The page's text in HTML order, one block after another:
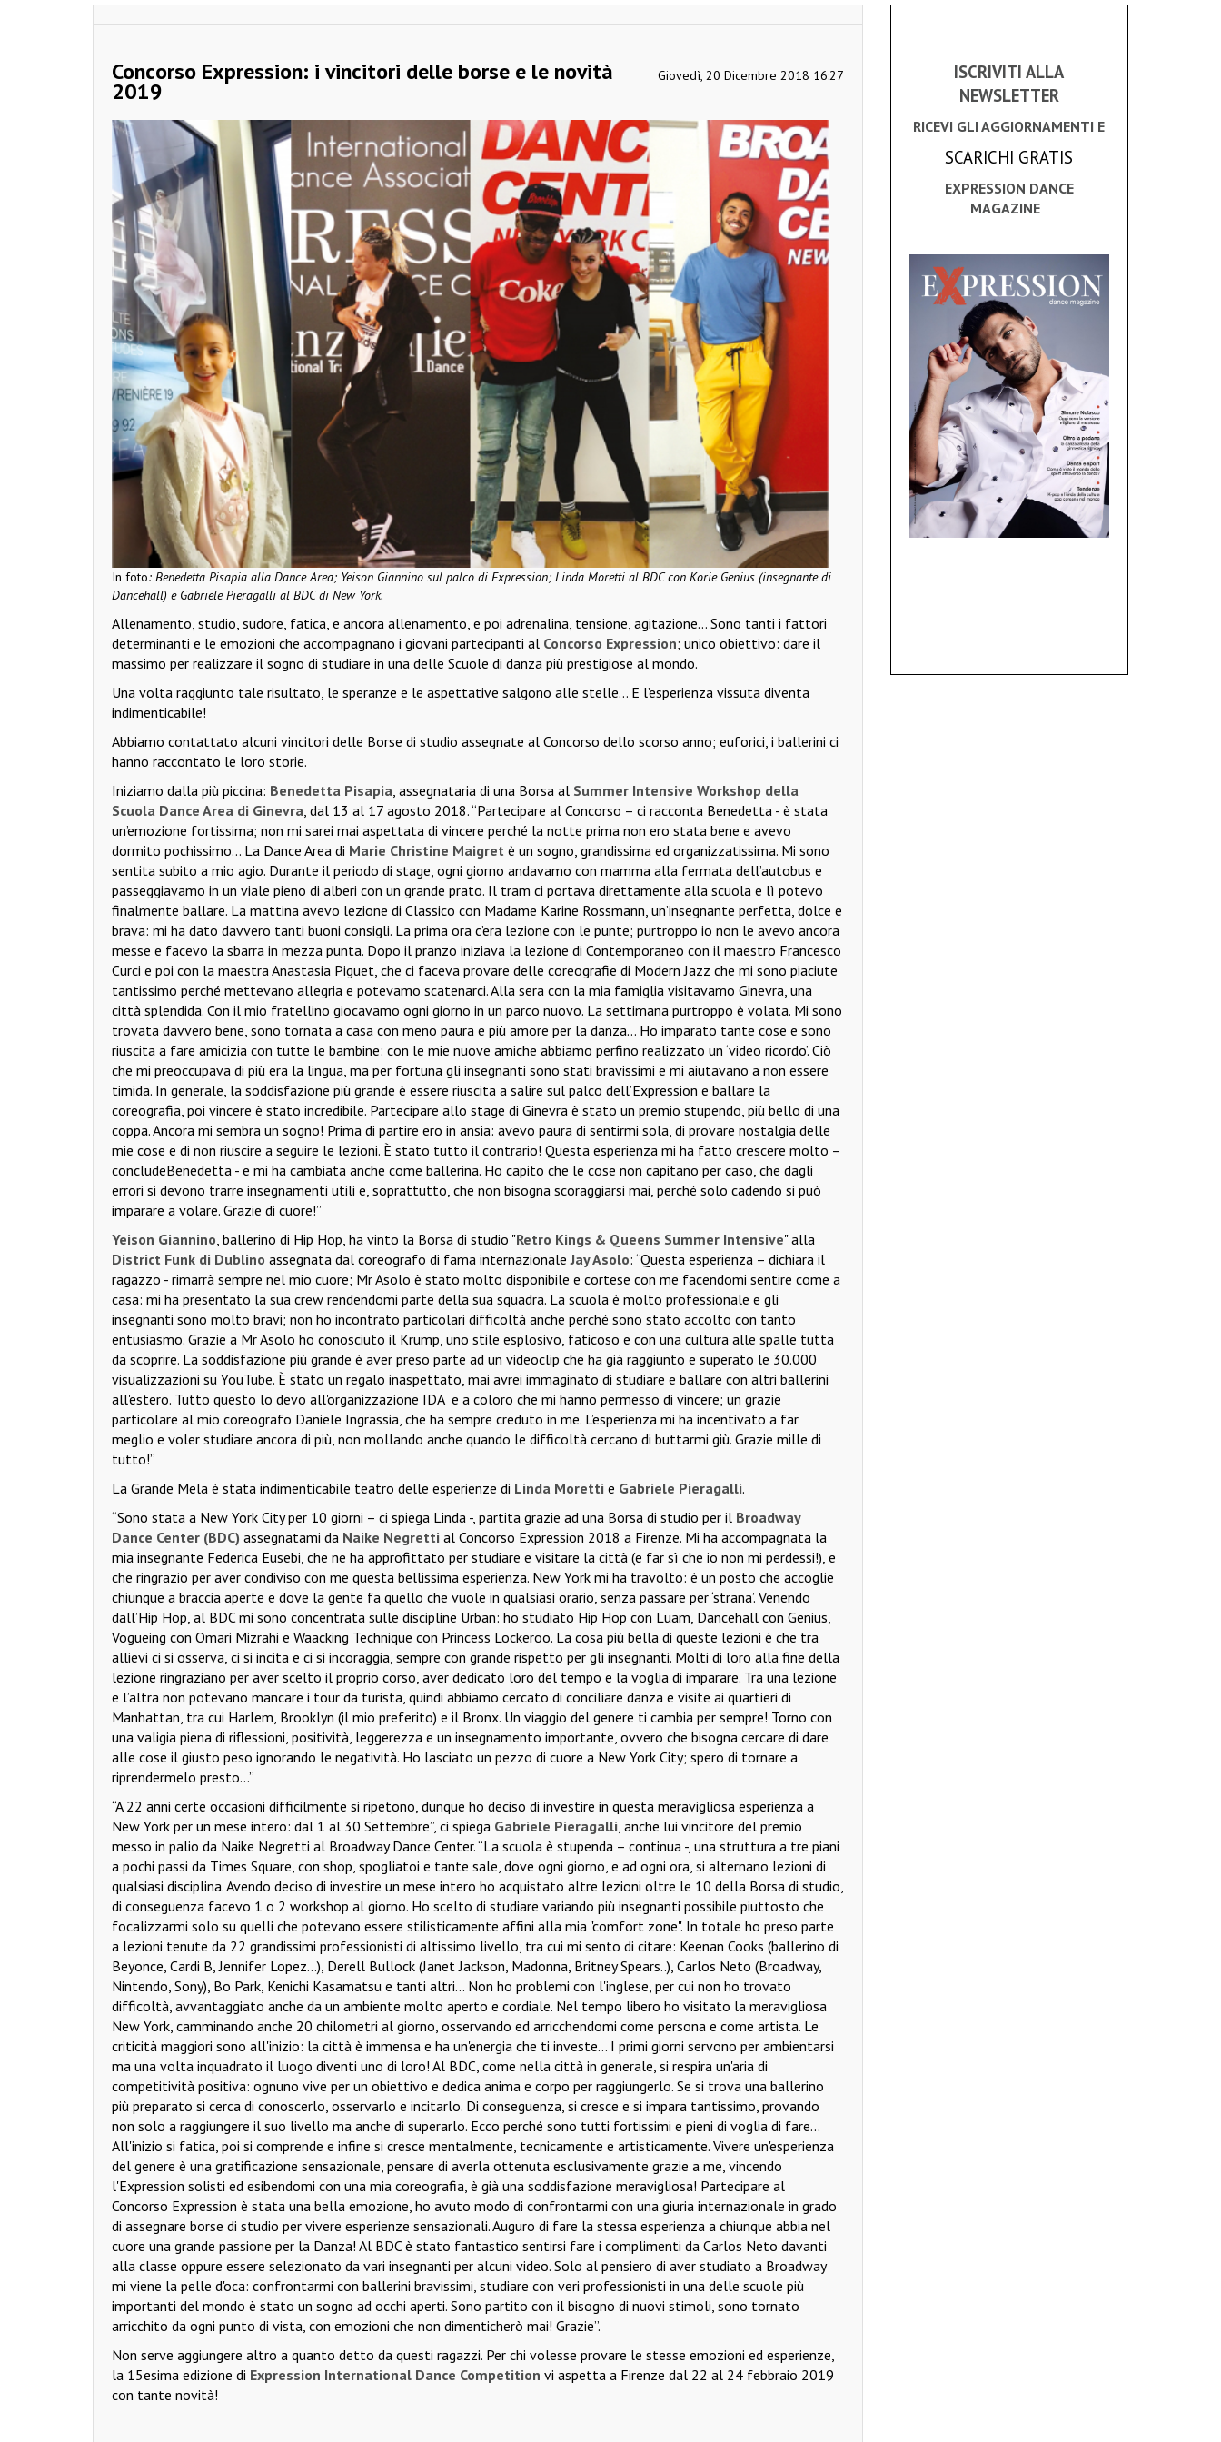
Giovedì, 20 Dicembre 2018 16:27
Concorso Expression: i vincitori delle borse e le novità
2019
In foto: Benedetta Pisapia alla Dance Area; Yeison Giannino sul palco di Expression; Linda Moretti al BDC con Korie Genius (insegnante di
Dancehall) e Gabriele Pieragalli al BDC di New York.
Allenamento, studio, sudore, fatica, e ancora allenamento, e poi adrenalina, tensione, agitazione… Sono tanti i fattori
determinanti e le emozioni che accompagnano i giovani partecipanti al Concorso Expression; unico obiettivo: dare il
massimo per realizzare il sogno di studiare in una delle Scuole di danza più prestigiose al mondo.
Una volta raggiunto tale risultato, le speranze e le aspettative salgono alle stelle… E l’esperienza vissuta diventa
indimenticabile!
Abbiamo contattato alcuni vincitori delle Borse di studio assegnate al Concorso dello scorso anno; euforici, i ballerini ci
hanno raccontato le loro storie.
Iniziamo dalla più piccina: Benedetta Pisapia, assegnataria di una Borsa al Summer Intensive Workshop della
Scuola Dance Area di Ginevra, dal 13 al 17 agosto 2018. “Partecipare al Concorso – ci racconta Benedetta - è stata
un’emozione fortissima; non mi sarei mai aspettata di vincere perché la notte prima non ero stata bene e avevo
dormito pochissimo... La Dance Area di Marie Christine Maigret è un sogno, grandissima ed organizzatissima. Mi sono
sentita subito a mio agio. Durante il periodo di stage, ogni giorno andavamo con mamma alla fermata dell’autobus e
passeggiavamo in un viale pieno di alberi con un grande prato. Il tram ci portava direttamente alla scuola e lì potevo
finalmente ballare. La mattina avevo lezione di Classico con Madame Karine Rossmann, un’insegnante perfetta, dolce e
brava: mi ha dato davvero tanti buoni consigli. La prima ora c’era lezione con le punte; purtroppo io non le avevo ancora
messe e facevo la sbarra in mezza punta. Dopo il pranzo iniziava la lezione di Contemporaneo con il maestro Francesco
Curci e poi con la maestra Anastasia Piguet, che ci faceva provare delle coreografie di Modern Jazz che mi sono piaciute
tantissimo perché mettevano allegria e potevamo scatenarci. Alla sera con la mia famiglia visitavamo Ginevra, una
città splendida. Con il mio fratellino giocavamo ogni giorno in un parco nuovo. La settimana purtroppo è volata. Mi sono
trovata davvero bene, sono tornata a casa con meno paura e più amore per la danza… Ho imparato tante cose e sono
riuscita a fare amicizia con tutte le bambine: con le mie nuove amiche abbiamo perfino realizzato un ‘video ricordo’. Ciò
che mi preoccupava di più era la lingua, ma per fortuna gli insegnanti sono stati bravissimi e mi aiutavano a non essere
timida. In generale, la soddisfazione più grande è essere riuscita a salire sul palco dell’Expression e ballare la
coreografia, poi vincere è stato incredibile. Partecipare allo stage di Ginevra è stato un premio stupendo, più bello di una
coppa. Ancora mi sembra un sogno! Prima di partire ero in ansia: avevo paura di sentirmi sola, di provare nostalgia delle
mie cose e di non riuscire a seguire le lezioni. È stato tutto il contrario! Questa esperienza mi ha fatto crescere molto –
concludeBenedetta - e mi ha cambiata anche come ballerina. Ho capito che le cose non capitano per caso, che dagli
errori si devono trarre insegnamenti utili e, soprattutto, che non bisogna scoraggiarsi mai, perché solo cadendo si può
imparare a volare. Grazie di cuore!”
Yeison Giannino, ballerino di Hip Hop, ha vinto la Borsa di studio "Retro Kings & Queens Summer Intensive" alla
District Funk di Dublino assegnata dal coreografo di fama internazionaleJay Asolo: “Questa esperienza – dichiara il
ragazzo - rimarrà sempre nel mio cuore; Mr Asolo è stato molto disponibile e cortese con me facendomi sentire come a
casa: mi ha presentato la sua crew rendendomi parte della sua squadra. La scuola è molto professionale e gli
insegnanti sono molto bravi; non ho incontrato particolari difficoltà anche perché sono stato accolto con tanto
entusiasmo. Grazie a Mr Asolo ho conosciuto il Krump, uno stile esplosivo, faticoso e con una cultura alle spalle tutta
da scoprire. La soddisfazione più grande è aver preso parte ad un videoclip che ha già raggiunto e superato le 30.000
visualizzazioni su YouTube. È stato un regalo inaspettato, mai avrei immaginato di studiare e ballare con altri ballerini
all'estero. Tutto questo lo devo all'organizzazione IDA e a coloro che mi hanno permesso di vincere; un grazie
particolare al mio coreografo Daniele Ingrassia, che ha sempre creduto in me. L’esperienza mi ha incentivato a far
meglio e voler studiare ancora di più, non mollando anche quando le difficoltà cercano di buttarmi giù. Grazie mille di
tutto!”
La Grande Mela è stata indimenticabile teatro delle esperienze di Linda Moretti e Gabriele Pieragalli.
“Sono stata a New York City per 10 giorni – ci spiega Linda -, partita grazie ad una Borsa di studio per il Broadway
Dance Center (BDC) assegnatami da Naike Negretti al Concorso Expression 2018 a Firenze. Mi ha accompagnata la
mia insegnante Federica Eusebi, che ne ha approfittato per studiare e visitare la città (e far sì che io non mi perdessi!), e
che ringrazio per aver condiviso con me questa bellissima esperienza. New York mi ha travolto: è un posto che accoglie
chiunque a braccia aperte e dove la gente fa quello che vuole in qualsiasi orario, senza passare per ‘strana’. Venendo
dall’Hip Hop, al BDC mi sono concentrata sulle discipline Urban: ho studiato Hip Hop con Luam, Dancehall con Genius,
Vogueing con Omari Mizrahi e Waacking Technique con Princess Lockeroo. La cosa più bella di queste lezioni è che tra
allievi ci si osserva, ci si incita e ci si incoraggia, sempre con grande rispetto per gli insegnanti. Molti di loro alla fine della
lezione ringraziano per aver scelto il proprio corso, aver dedicato loro del tempo e la voglia di imparare. Tra una lezione
e l’altra non potevano mancare i tour da turista, quindi abbiamo cercato di conciliare danza e visite ai quartieri di
Manhattan, tra cui Harlem, Brooklyn (il mio preferito) e il Bronx. Un viaggio del genere ti cambia per sempre! Torno con
una valigia piena di riflessioni, positività, leggerezza e un insegnamento importante, ovvero che bisogna cercare di dare
alle cose il giusto peso ignorando le negatività. Ho lasciato un pezzo di cuore a New York City; spero di tornare a
riprendermelo presto...”
“A 22 anni certe occasioni difficilmente si ripetono, dunque ho deciso di investire in questa meravigliosa esperienza a
New York per un mese intero: dal 1 al 30 Settembre”, ci spiega Gabriele Pieragalli, anche lui vincitore del premio
messo in palio da Naike Negretti al Broadway Dance Center. “La scuola è stupenda – continua -, una struttura a tre piani
a pochi passi da Times Square, con shop, spogliatoi e tante sale, dove ogni giorno, e ad ogni ora, si alternano lezioni di
qualsiasi disciplina. Avendo deciso di investire un mese intero ho acquistato altre lezioni oltre le 10 della Borsa di studio,
di conseguenza facevo 1 o 2 workshop al giorno. Ho scelto di studiare variando più insegnanti possibile piuttosto che
focalizzarmi solo su quelli che potevano essere stilisticamente affini alla mia "comfort zone". In totale ho preso parte
a lezioni tenute da 22 grandissimi professionisti di altissimo livello, tra cui mi sento di citare: Keenan Cooks (ballerino di
Beyonce, Cardi B, Jennifer Lopez...), Derell Bullock (Janet Jackson, Madonna, Britney Spears..), Carlos Neto (Broadway,
Nintendo, Sony), Bo Park, Kenichi Kasamatsu e tanti altri... Non ho problemi con l'inglese, per cui non ho trovato
difficoltà, avvantaggiato anche da un ambiente molto aperto e cordiale. Nel tempo libero ho visitato la meravigliosa
New York, camminando anche 20 chilometri al giorno, osservando ed arricchendomi come persona e come artista. Le
criticità maggiori sono all'inizio: la città è immensa e ha un'energia che ti investe... I primi giorni servono per ambientarsi
ma una volta inquadrato il luogo diventi uno di loro! Al BDC, come nella città in generale, si respira un'aria di
competitività positiva: ognuno vive per un obiettivo e dedica anima e corpo per raggiungerlo. Se si trova una ballerino
più preparato si cerca di conoscerlo, osservarlo e incitarlo. Di conseguenza, si cresce e si impara tantissimo, provando
non solo a raggiungere il suo livello ma anche di superarlo. Ecco perché sono tutti fortissimi e pieni di voglia di fare...
All'inizio si fatica, poi si comprende e infine si cresce mentalmente, tecnicamente e artisticamente. Vivere un'esperienza
del genere è una gratificazione sensazionale, pensare di averla ottenuta esclusivamente grazie a me, vincendo
l'Expression solisti ed esibendomi con una mia coreografia, è già una soddisfazione meravigliosa! Partecipare al
Concorso Expression è stata una bella emozione, ho avuto modo di confrontarmi con una giuria internazionale in grado
di assegnare borse di studio per vivere esperienze sensazionali. Auguro di fare la stessa esperienza a chiunque abbia nel
cuore una grande passione per la Danza! Al BDC è stato fantastico sentirsi fare i complimenti da Carlos Neto davanti
alla classe oppure essere selezionato da vari insegnanti per alcuni video. Solo al pensiero di aver studiato a Broadway
mi viene la pelle d'oca: confrontarmi con ballerini bravissimi, studiare con veri professionisti in una delle scuole più
importanti del mondo è stato un sogno ad occhi aperti. Sono partito con il bisogno di nuovi stimoli, sono tornato
arricchito da ogni punto di vista, con emozioni che non dimenticherò mai! Grazie”.
Non serve aggiungere altro a quanto detto da questi ragazzi. Per chi volesse provare le stesse emozioni ed esperienze,
la 15esima edizione di Expression International Dance Competition vi aspetta a Firenze dal 22 al 24 febbraio 2019
con tante novità!
ISCRIVITI ALLA
NEWSLETTER
RICEVI GLI AGGIORNAMENTI E
SCARICHI GRATIS
EXPRESSION DANCE
MAGAZINE